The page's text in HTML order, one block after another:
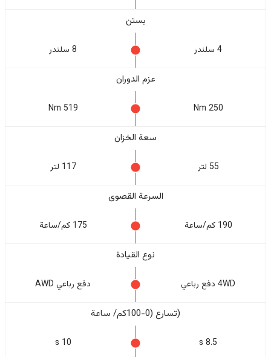
بستن
4 سلندر 8 سلندر
عزم الدوران
250 Nm
519 Nm
سعة الخزان
55 لتر 117 لتر
السرعة القصوى
190 كم/ساعة 175 كم/ساعة
نوع القيادة
4WD دفع رباعي دفع رباعي AWD
(تسارع (0-100كم/ ساعة
8.5 s
10 s